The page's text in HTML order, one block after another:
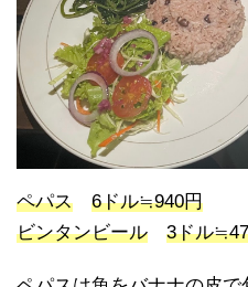
ペパス
6ドル≒940円
ビンタンビール
3ドル